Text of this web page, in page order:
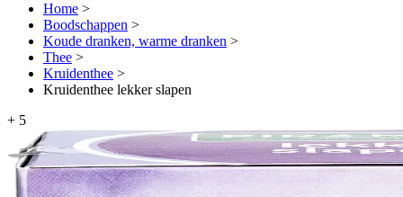
Home >
Boodschappen >
Koude dranken, warme dranken >
Thee >
Kruidenthee >
Kruidenthee lekker slapen
+ 5